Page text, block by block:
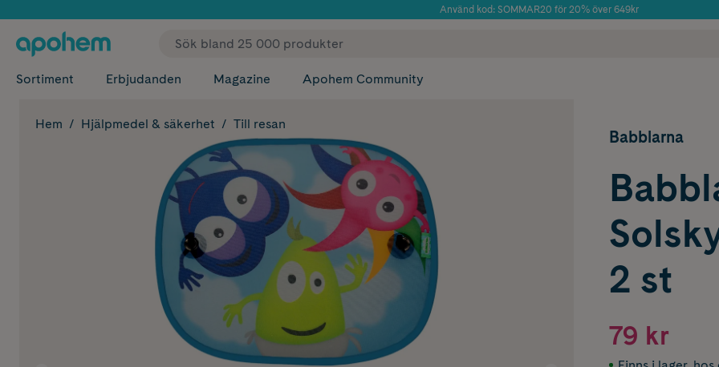
Använd kod: SOMMAR20 för 20% över 649kr
✓ Fri frakt
Sortiment Erbjudanden Magazine Apohem Community
Hem Hjälpmedel & säkerhet Till resan
Babblarna
2 st
79 kr